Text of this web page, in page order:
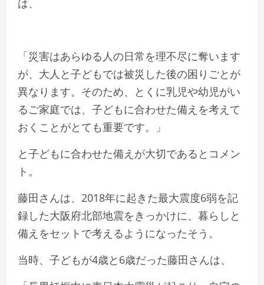
は、
「災害はあらゆる人の日常を理不尽に奪います
が、大人と子どもでは被災した後の困りごとが
異なります。そのため、とくに乳児や幼児がい
るご家庭では、子どもに合わせた備えを考えて
おくことがとても重要です。」
と子どもに合わせた備えが大切であるとコメン
ト。
藤田さんは、2018年に起きた最大震度6弱を記
録した大阪府北部地震をきっかけに、暮らしと
備えをセットで考えるようになったそう。
当時、子どもが4歳と6歳だった藤田さんは、